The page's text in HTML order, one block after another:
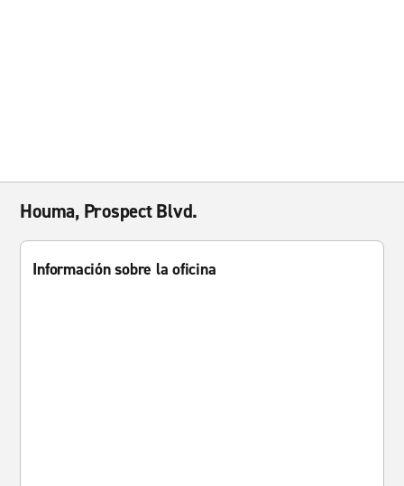
Houma, Prospect Blvd.
Información sobre la oficina